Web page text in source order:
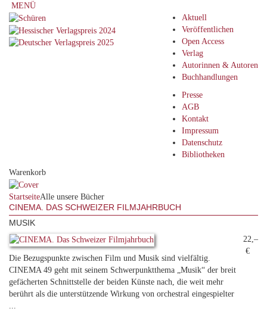
MENÜ
Aktuell
Veröffentlichen
Open Access
Verlag
Autorinnen & Autoren
Buchhandlungen
Presse
AGB
Kontakt
Impressum
Datenschutz
Bibliotheken
Warenkorb
StartseiteAlle unsere Bücher
CINEMA. DAS SCHWEIZER FILMJAHRBUCH
MUSIK
Die Bezugspunkte zwischen Film und Musik sind vielfältig.
CINEMA 49 geht mit seinem Schwerpunktthema „Musik“ der breit
gefächerten Schnittstelle der beiden Künste nach, die weit mehr
berührt als die unterstützende Wirkung von orchestral eingespielter
22,–
€